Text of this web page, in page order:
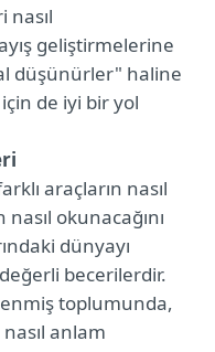
nasıl
geliştirmelerine
düşünürler" haline
de iyi bir yol
araçların nasıl
nasıl okunacağını
dünyayı
becerilerdir.
toplumunda,
anlam